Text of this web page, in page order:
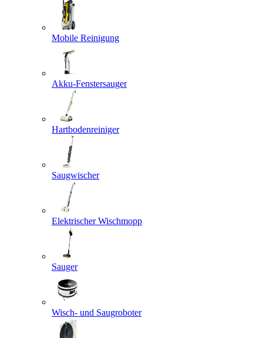
Mobile Reinigung
Akku-Fenstersauger
Hartbodenreiniger
Saugwischer
Elektrischer Wischmopp
Sauger
Wisch- und Saugroboter